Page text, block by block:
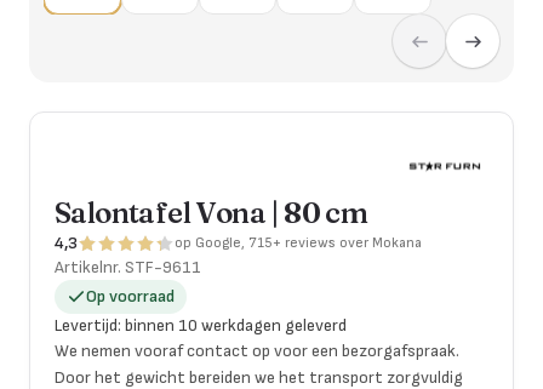
Salontafel Vona | 80 cm
4,3 op Google, 715+ reviews over Mokana
Artikelnr. STF-9611
Op voorraad
Levertijd: binnen 10 werkdagen geleverd
We nemen vooraf contact op voor een bezorgafspraak.
Door het gewicht bereiden we het transport zorgvuldig